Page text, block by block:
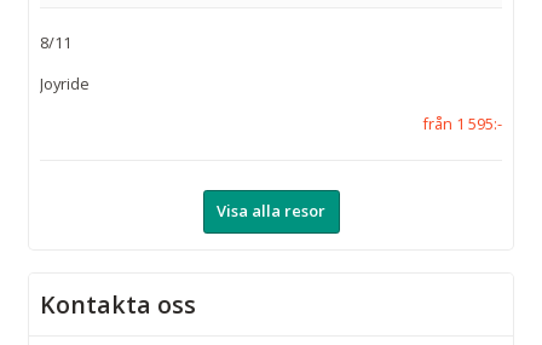
8/11
Joyride
från 1 595:-
Visa alla resor
Kontakta oss